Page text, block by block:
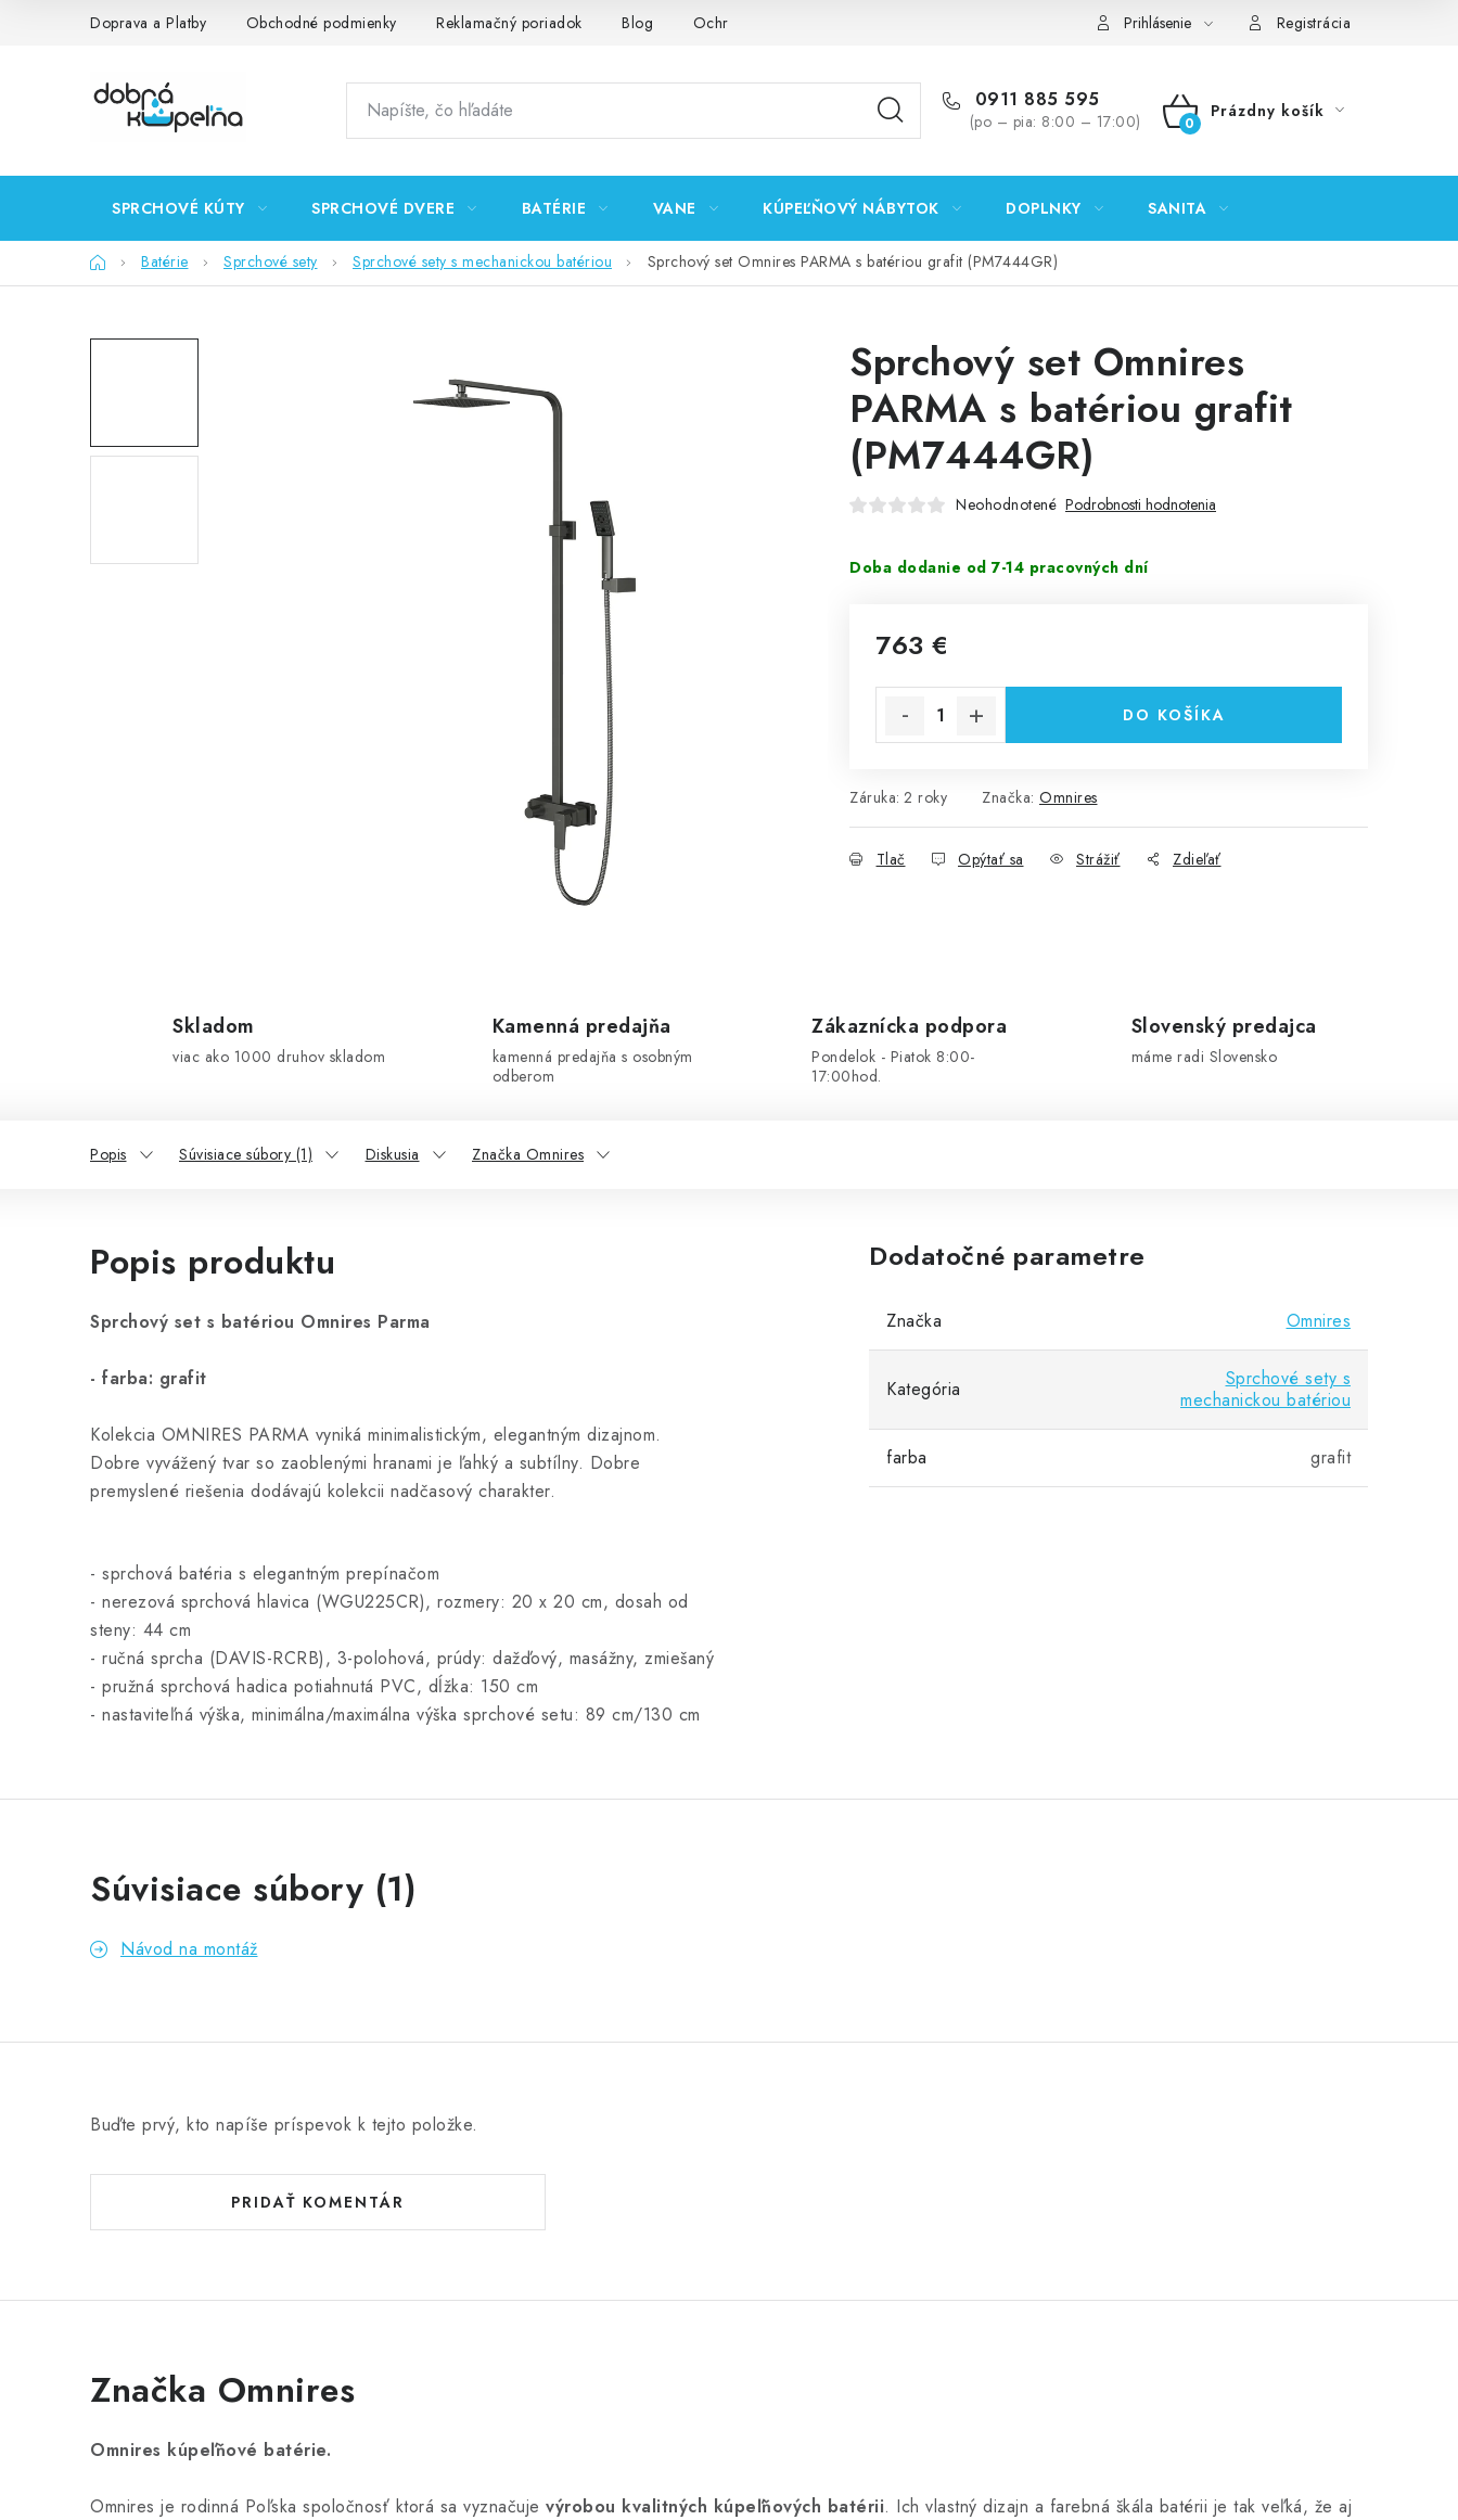
Doprava a Platby Obchodné podmienky Reklamačný poriadok Blog Ochrana osobných údajov GDPR Predajňa Nitra Formulár na vrátenie tovaru
Prihlásenie Registrácia
0911 885 595
(po – pia: 8:00 – 17:00)
NÁKUPNÝ
Prázdny košík
SPRCHOVÉ KÚTY SPRCHOVÉ DVERE BATÉRIE VANE KÚPEĽŇOVÝ NÁBYTOK DOPLNKY SANITA
DomovBatérie Sprchové sety Sprchové sety s mechanickou batériou Sprchový set Omnires PARMA s batériou grafit (PM7444GR)
Sprchový set Omnires
PARMA s batériou grafit
(PM7444GR)
Neohodnotené Podrobnosti hodnotenia
Doba dodanie od 7-14 pracovných dní
763 €
DO KOŠÍKA
Záruka: 2 roky Značka: Omnires
Tlač Opýtať sa Strážiť Zdieľať
Skladom
viac ako 1000 druhov skladom
Kamenná predajňa
kamenná predajňa s osobným
odberom
Zákaznícka podpora
Pondelok - Piatok 8:00-
17:00hod.
Slovenský predajca
máme radi Slovensko
Popis Súvisiace súbory (1) Diskusia Značka Omnires
Popis produktu
Sprchový set s batériou Omnires Parma
- farba: grafit
Kolekcia OMNIRES PARMA vyniká minimalistickým, elegantným dizajnom.
Dobre vyvážený tvar so zaoblenými hranami je ľahký a subtílny. Dobre
premyslené riešenia dodávajú kolekcii nadčasový charakter.
- sprchová batéria s elegantným prepínačom
- nerezová sprchová hlavica (WGU225CR), rozmery: 20 x 20 cm, dosah od
steny: 44 cm
- ručná sprcha (DAVIS-RCRB), 3-polohová, prúdy: dažďový, masážny, zmiešaný
- pružná sprchová hadica potiahnutá PVC, dĺžka: 150 cm
- nastaviteľná výška, minimálna/maximálna výška sprchové setu: 89 cm/130 cm
Dodatočné parametre
Značka Omnires
Kategória
Sprchové sety s
mechanickou batériou
farba grafit
Súvisiace súbory (1)
Návod na montáž
Buďte prvý, kto napíše príspevok k tejto položke.
PRIDAŤ KOMENTÁR
Značka Omnires
Omnires kúpeľňové batérie.
Omnires je rodinná Poľska spoločnosť ktorá sa vyznačuje výrobou kvalitných kúpeľňových batérii. Ich vlastný dizajn a farebná škála batérii je tak veľká, že aj